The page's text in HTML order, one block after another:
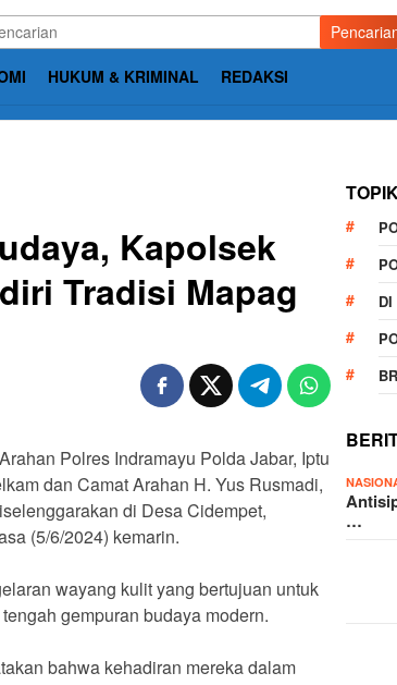
HUKUM & KRIMINAL REDAKSI
Kapolsek
Tradisi Mapag
Polres Indramayu Polda Jabar, Iptu
dan Camat Arahan H. Yus Rusmadi,
di Desa Cidempet,
(5/6/2024) kemarin.
wayang kulit yang bertujuan untuk
gempuran budaya modern.
bahwa kehadiran mereka dalam
DI
…